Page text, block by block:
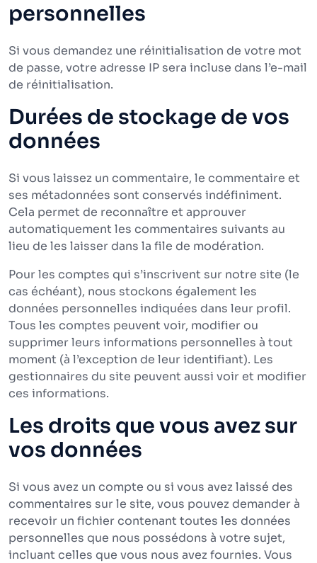
personnelles
Si vous demandez une réinitialisation de votre mot
de passe, votre adresse IP sera incluse dans l’e-mail
de réinitialisation.
Durées de stockage de vos
données
Si vous laissez un commentaire, le commentaire et
ses métadonnées sont conservés indéfiniment.
Cela permet de reconnaître et approuver
automatiquement les commentaires suivants au
lieu de les laisser dans la file de modération.
Pour les comptes qui s’inscrivent sur notre site (le
cas échéant), nous stockons également les
données personnelles indiquées dans leur profil.
Tous les comptes peuvent voir, modifier ou
supprimer leurs informations personnelles à tout
moment (à l’exception de leur identifiant). Les
gestionnaires du site peuvent aussi voir et modifier
ces informations.
Les droits que vous avez sur
vos données
Si vous avez un compte ou si vous avez laissé des
commentaires sur le site, vous pouvez demander à
recevoir un fichier contenant toutes les données
personnelles que nous possédons à votre sujet,
incluant celles que vous nous avez fournies. Vous